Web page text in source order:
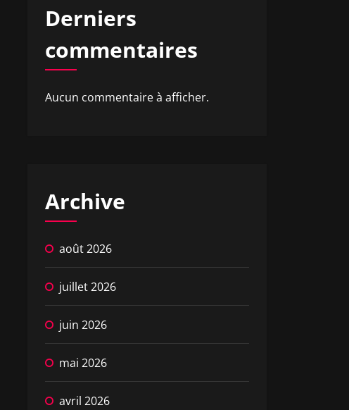
Derniers
commentaires
Aucun commentaire à afficher.
Archive
août 2026
juillet 2026
juin 2026
mai 2026
avril 2026